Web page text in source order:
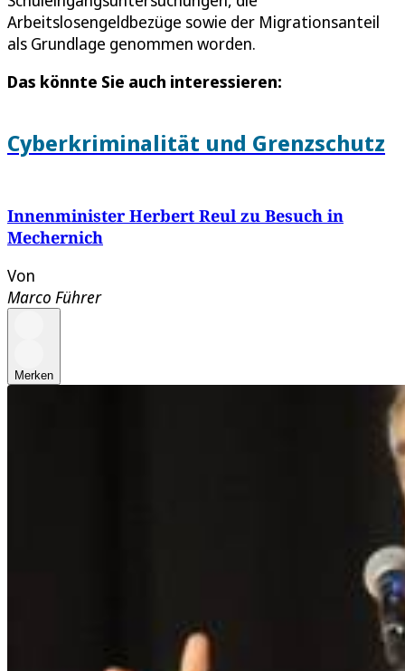
Arbeitslosengeldbezüge sowie der Migrationsanteil
als Grundlage genommen worden.
Das könnte Sie auch interessieren:
Cyberkriminalität und Grenzschutz
Innenminister Herbert Reul zu Besuch in
Mechernich
Von
Marco Führer
Merken